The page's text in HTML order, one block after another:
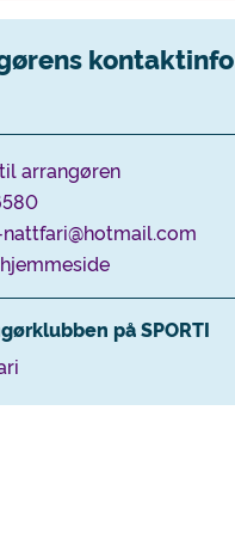
kontaktinfo
arrangøren
på SPORTI